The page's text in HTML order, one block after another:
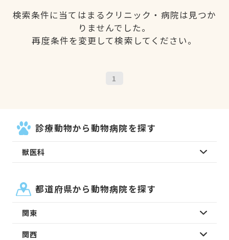
検索条件に当てはまるクリニック・病院は見つか
りませんでした。
再度条件を変更して検索してください。
1
診療動物から動物病院を探す
獣医科
都道府県から動物病院を探す
関東
関西